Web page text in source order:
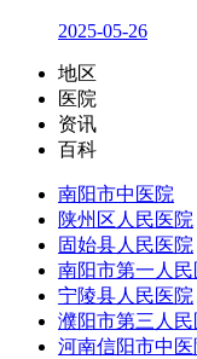
2025-05-26
地区
医院
资讯
百科
南阳市中医院
陕州区人民医院
固始县人民医院
南阳市第一人民
宁陵县人民医院
濮阳市第三人民
河南信阳市中医